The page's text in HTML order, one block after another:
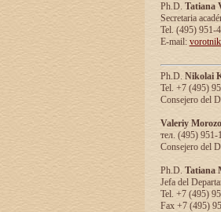
Ph.D. Tatiana
Secretaria
Tel. (495) 951-
E-mail:
Ph.D. Nikolai
Tel. +7 (495)
Consejero del
Valeriy
тел. (495) 951-
Consejero del
Ph.D. Tatiana
Jefa del
Tel. +7 (495)
Fax +7 (495)